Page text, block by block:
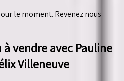
le moment. Revenez nous
vendre avec Pauline
Villeneuve